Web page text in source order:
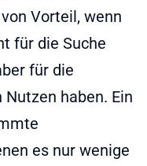
Vorteil, wenn
für die Suche
für die
haben. Ein
es nur wenige